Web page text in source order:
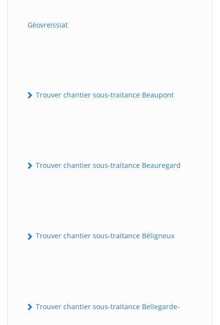
Géovreissiat
Trouver chantier sous-traitance Beaupont
Trouver chantier sous-traitance Beauregard
Trouver chantier sous-traitance Béligneux
Trouver chantier sous-traitance Bellegarde-